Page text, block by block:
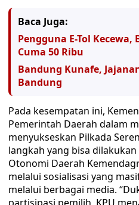
Baca Juga:
Pengguna E-Tol Kecewa,
Cuma 50 Ribu
Bandung Kunafe,
Bandung
Pada kesempatan ini,
Pemerintah Daerah dalam
menyukseskan Pilkada
langkah yang bisa
Otonomi Daerah
melalui sosialisasi yang
melalui berbagai media.